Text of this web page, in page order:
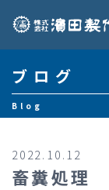
ブログ
Blog
2022.10.12
畜糞処